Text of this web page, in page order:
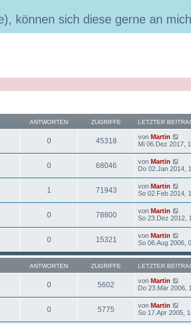
können sich diese gerne an
ANTWORTEN ZUGRIFFE LETZTER
0 45318 von Martin
Mi 06.Dez 2017,
0 68046 von Martin
Do 02.Jan 2014,
1 71943 von Martin
So 02.Feb 2014,
0 78800 von Martin
So 23.Dez 2012,
0 15321 von Martin
So 06.Aug 2006,
ANTWORTEN ZUGRIFFE LETZTER
0 5602 von Martin
Do 23.Mär 2006,
0 5775 von Martin
So 17.Apr 2005,